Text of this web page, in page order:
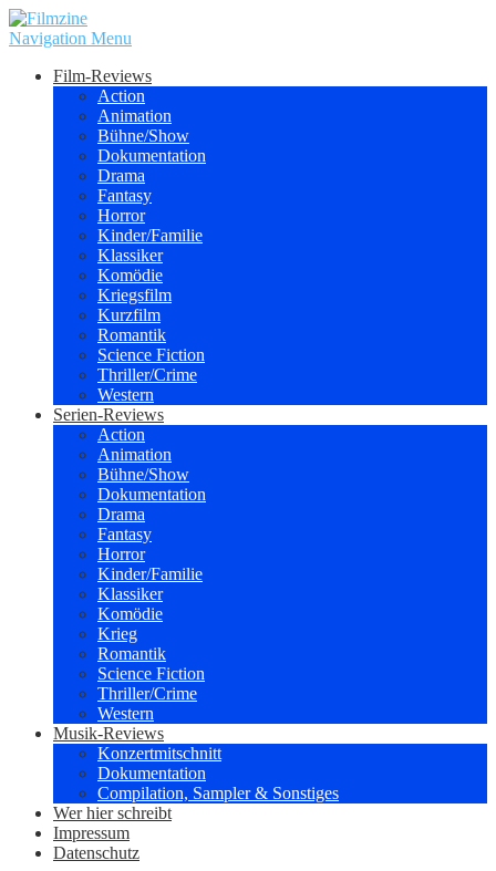
Navigation Menu
Film-Reviews
Action
Animation
Bühne/Show
Dokumentation
Drama
Fantasy
Horror
Kinder/Familie
Klassiker
Komödie
Kriegsfilm
Kurzfilm
Romantik
Science Fiction
Thriller/Crime
Western
Serien-Reviews
Action
Animation
Bühne/Show
Dokumentation
Drama
Fantasy
Horror
Kinder/Familie
Klassiker
Komödie
Krieg
Romantik
Science Fiction
Thriller/Crime
Western
Musik-Reviews
Konzertmitschnitt
Dokumentation
Compilation, Sampler & Sonstiges
Wer hier schreibt
Impressum
Datenschutz